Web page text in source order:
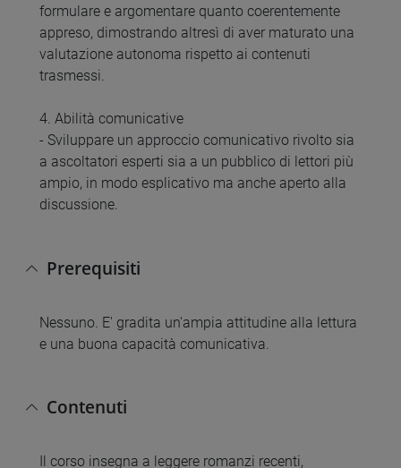
formulare e argomentare quanto coerentemente
appreso, dimostrando altresì di aver maturato una
valutazione autonoma rispetto ai contenuti
trasmessi.
4. Abilità comunicative
- Sviluppare un approccio comunicativo rivolto sia
a ascoltatori esperti sia a un pubblico di lettori più
ampio, in modo esplicativo ma anche aperto alla
discussione.
Prerequisiti
Nessuno. E' gradita un'ampia attitudine alla lettura
e una buona capacità comunicativa.
Contenuti
Il corso insegna a leggere romanzi recenti,